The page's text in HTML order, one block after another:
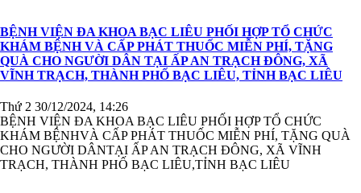
BỆNH VIỆN ĐA KHOA BẠC LIÊU PHỐI HỢP TỔ CHỨC
KHÁM BỆNH VÀ CẤP PHÁT THUỐC MIỄN PHÍ, TẶNG
QUÀ CHO NGƯỜI DÂN TẠI ẤP AN TRẠCH ĐÔNG, XÃ
VĨNH TRẠCH, THÀNH PHỐ BẠC LIÊU, TỈNH BẠC LIÊU
Thứ 2 30/12/2024, 14:26
BỆNH VIỆN ĐA KHOA BẠC LIÊU PHỐI HỢP TỔ CHỨC
KHÁM BỆNHVÀ CẤP PHÁT THUỐC MIỄN PHÍ, TẶNG QUÀ
CHO NGƯỜI DÂNTẠI ẤP AN TRẠCH ĐÔNG, XÃ VĨNH
TRẠCH, THÀNH PHỐ BẠC LIÊU,TỈNH BẠC LIÊU